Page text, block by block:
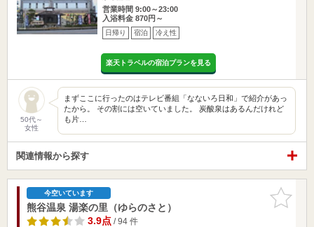
営業時間 9:00～23:00
入浴料金 870円～
日帰り 宿泊 冷え性
楽天トラベルの宿泊プランを見る
50代～
女性
まずここに行ったのはテレビ番組「なないろ日和」で紹介があっ
たから。 その割には空いていました。 炭酸泉はあるんだけれど
も片…
関連情報から探す
お気に入
りに追加
今空いています
熊谷温泉 湯楽の里（ゆらのさと）
3.9点/ 94 件